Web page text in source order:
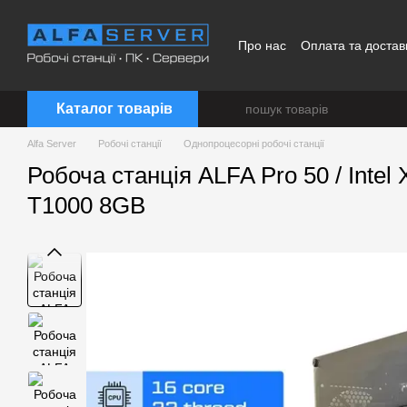
Про нас Оплата та
Каталог товарів
Alfa Server Робочі станції Однопроцесорні робочі станції
Робоча станція ALFA Pro 50 /
T1000 8GB